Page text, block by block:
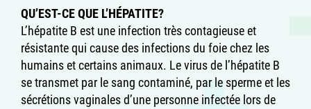
QU’EST-CE QUE L’HÉPATITE?
L’hépatite B est une infection très contagieuse et
résistante qui cause des infections du foie chez les
humains et certains animaux. Le virus de l’hépatite B
se transmet par le sang contaminé, par le sperme et les
sécrétions vaginales d’une personne infectée lors de